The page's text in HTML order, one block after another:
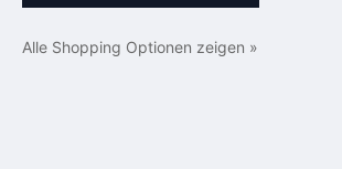
Alle Shopping Optionen zeigen »